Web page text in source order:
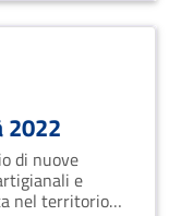
di nuove
e
nel territorio